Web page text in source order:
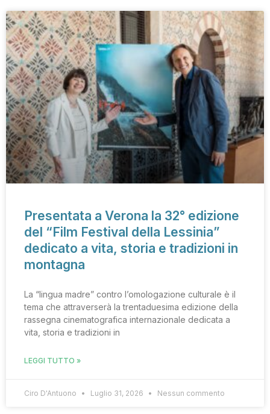
Presentata a Verona la 32° edizione
del “Film Festival della Lessinia”
dedicato a vita, storia e tradizioni in
montagna
La “lingua madre” contro l’omologazione culturale è il
tema che attraverserà la trentaduesima edizione della
rassegna cinematografica internazionale dedicata a
vita, storia e tradizioni in
LEGGI TUTTO »
Ciro D'Antuono Luglio 31, 2026 Nessun commento